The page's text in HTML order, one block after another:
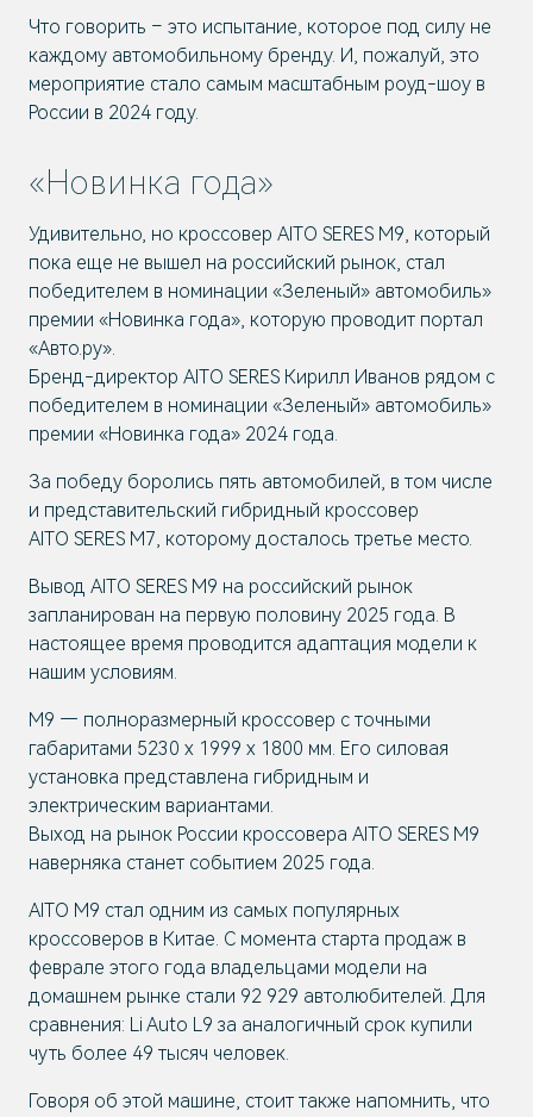
Что говорить – это испытание, которое под силу не
каждому автомобильному бренду. И, пожалуй, это
мероприятие стало самым масштабным роуд-шоу в
России в 2024 году.
«Новинка года»
Удивительно, но кроссовер AITO SERES M9, который
пока еще не вышел на российский рынок, стал
победителем в номинации «Зеленый» автомобиль»
премии «Новинка года», которую проводит портал
«Авто.ру».
Бренд-директор AITO SERES Кирилл Иванов рядом с
победителем в номинации «Зеленый» автомобиль»
премии «Новинка года» 2024 года.
За победу боролись пять автомобилей, в том числе
и представительский гибридный кроссовер
AITO SERES M7, которому досталось третье место.
Вывод AITO SERES M9 на российский рынок
запланирован на первую половину 2025 года. В
настоящее время проводится адаптация модели к
нашим условиям.
M9 — полноразмерный кроссовер с точными
габаритами 5230 х 1999 х 1800 мм. Его силовая
установка представлена гибридным и
электрическим вариантами.
Выход на рынок России кроссовера AITO SERES M9
наверняка станет событием 2025 года.
AITO M9 стал одним из самых популярных
кроссоверов в Китае. С момента старта продаж в
феврале этого года владельцами модели на
домашнем рынке стали 92 929 автолюбителей. Для
сравнения: Li Auto L9 за аналогичный срок купили
чуть более 49 тысяч человек.
Говоря об этой машине, стоит также напомнить, что